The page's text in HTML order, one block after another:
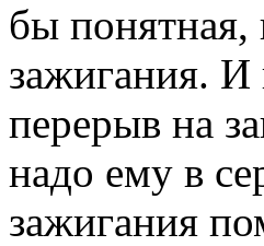
бы понятная,
зажигания. И
перерыв на
надо ему в
зажигания